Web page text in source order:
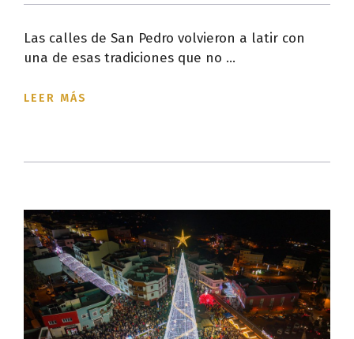
Las calles de San Pedro volvieron a latir con
una de esas tradiciones que no ...
LEER MÁS